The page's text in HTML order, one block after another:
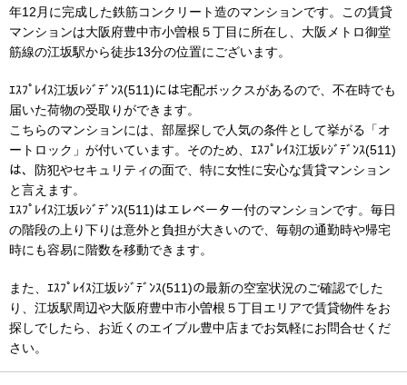
年12月に完成した鉄筋コンクリート造のマンションです。この賃貸
マンションは大阪府豊中市小曽根５丁目に所在し、大阪メトロ御堂
筋線の江坂駅から徒歩13分の位置にございます。
ｴｽﾌﾟﾚｲｽ江坂ﾚｼﾞﾃﾞﾝｽ(511)には宅配ボックスがあるので、不在時でも
届いた荷物の受取りができます。
こちらのマンションには、部屋探しで人気の条件として挙がる「オ
ートロック」が付いています。そのため、ｴｽﾌﾟﾚｲｽ江坂ﾚｼﾞﾃﾞﾝｽ(511)
は、防犯やセキュリティの面で、特に女性に安心な賃貸マンション
と言えます。
ｴｽﾌﾟﾚｲｽ江坂ﾚｼﾞﾃﾞﾝｽ(511)はエレベーター付のマンションです。毎日
の階段の上り下りは意外と負担が大きいので、毎朝の通勤時や帰宅
時にも容易に階数を移動できます。
また、ｴｽﾌﾟﾚｲｽ江坂ﾚｼﾞﾃﾞﾝｽ(511)の最新の空室状況のご確認でした
り、江坂駅周辺や大阪府豊中市小曽根５丁目エリアで賃貸物件をお
探しでしたら、お近くのエイブル豊中店までお気軽にお問合せくだ
さい。